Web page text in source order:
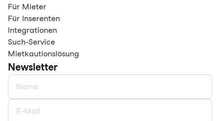
Für Mieter
Für Inserenten
Integrationen
Such-Service
Mietkautionslösung
Newsletter